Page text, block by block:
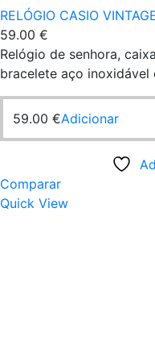
RELÓGIO CASIO
59.00 €
Relógio de senhora,
bracelete aço
59.00 €Adicionar
Comparar
Quick View